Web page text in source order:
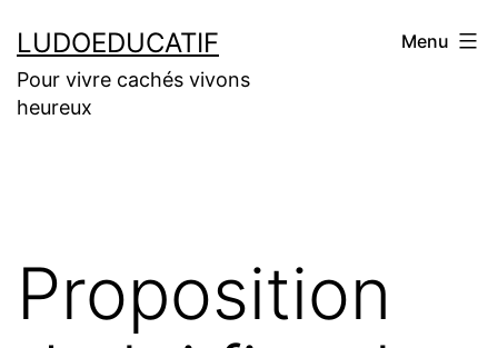
au
contenu
LUDOEDUCATIF
Pour vivre cachés vivons
heureux
Menu
Proposition